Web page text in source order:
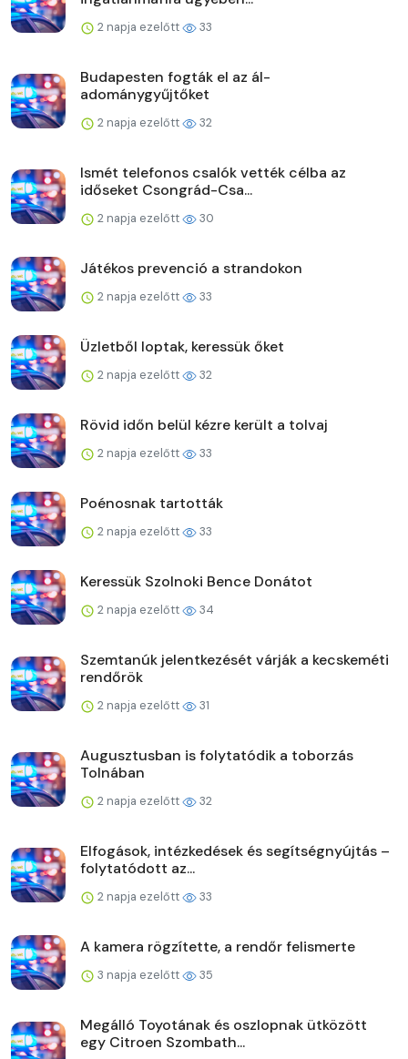
2 napja ezelőtt 33
Budapesten fogták el az ál-
adománygyűjtőket
2 napja ezelőtt 32
Ismét telefonos csalók vették célba az
időseket Csongrád-Csa...
2 napja ezelőtt 30
Játékos prevenció a strandokon
2 napja ezelőtt 33
Üzletből loptak, keressük őket
2 napja ezelőtt 32
Rövid időn belül kézre került a tolvaj
2 napja ezelőtt 33
Poénosnak tartották
2 napja ezelőtt 33
Keressük Szolnoki Bence Donátot
2 napja ezelőtt 34
Szemtanúk jelentkezését várják a kecskeméti
rendőrök
2 napja ezelőtt 31
Augusztusban is folytatódik a toborzás
Tolnában
2 napja ezelőtt 32
Elfogások, intézkedések és segítségnyújtás –
folytatódott az...
2 napja ezelőtt 33
A kamera rögzítette, a rendőr felismerte
3 napja ezelőtt 35
Megálló Toyotának és oszlopnak ütközött
egy Citroen Szombath...